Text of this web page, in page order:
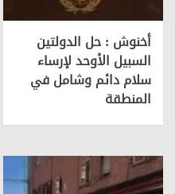
أخنوش : حل الدولتين
السبيل الأوحد لإرساء
سلام دائم وشامل في
المنطقة